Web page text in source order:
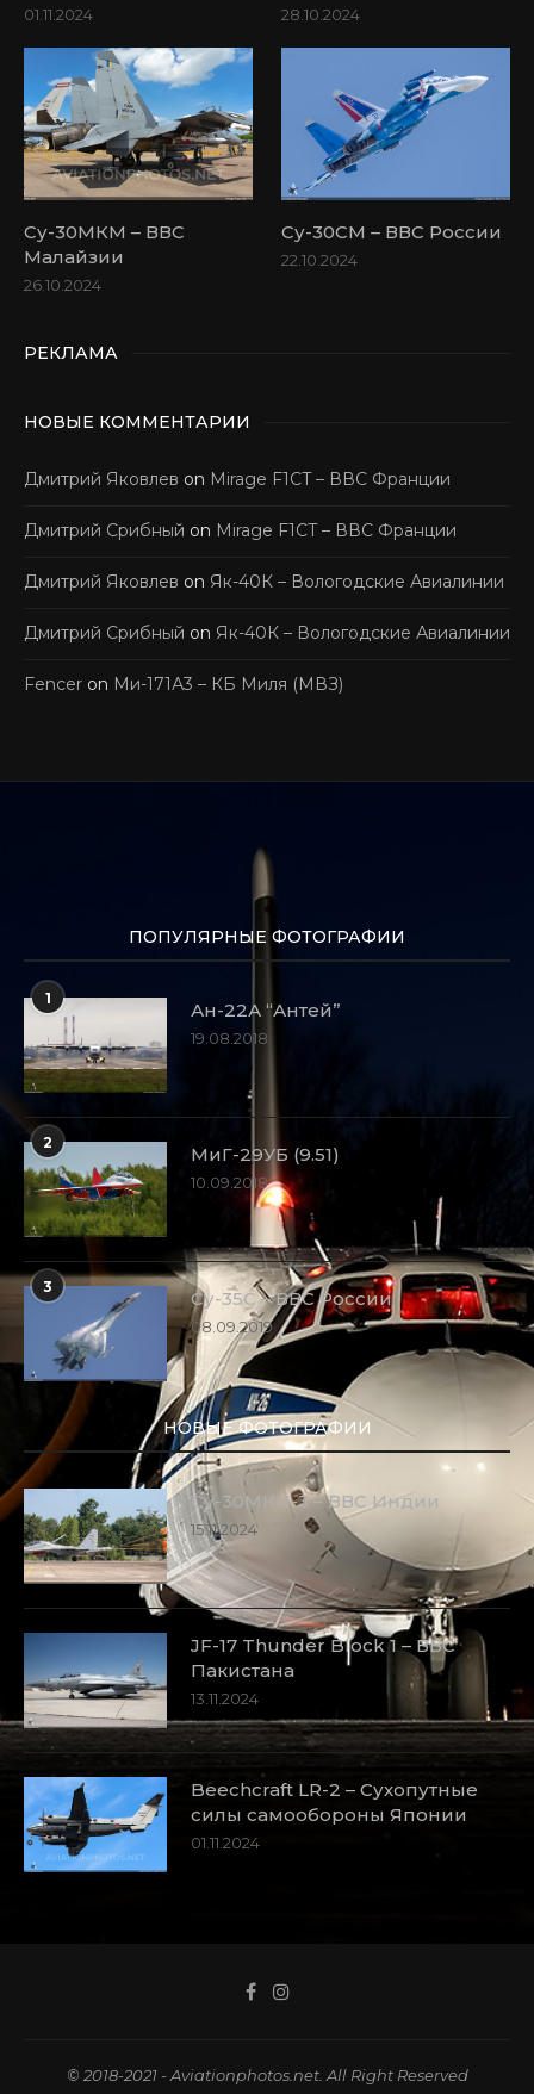
01.11.2024 28.10.2024
Су-30МКМ – ВВС
Малайзии
26.10.2024
Су-30СМ – ВВС России
22.10.2024
РЕКЛАМА
НОВЫЕ КОММЕНТАРИИ
Дмитрий Яковлев on Mirage F1CT – ВВС Франции
Дмитрий Срибный on Mirage F1CT – ВВС Франции
Дмитрий Яковлев on Як-40К – Вологодские Авиалинии
Дмитрий Срибный on Як-40К – Вологодские Авиалинии
Fencer on Ми-171А3 – КБ Миля (МВЗ)
ПОПУЛЯРНЫЕ ФОТОГРАФИИ
1
Ан-22А “Антей”
19.08.2018
2
МиГ-29УБ (9.51)
10.09.2018
3
Су-35С – ВВС России
08.09.2019
НОВЫЕ ФОТОГРАФИИ
Су-30МКИ-3 – ВВС Индии
15.11.2024
JF-17 Thunder Block 1 – ВВС
Пакистана
13.11.2024
Beechcraft LR-2 – Сухопутные
силы самообороны Японии
01.11.2024
© 2018-2021 - Aviationphotos.net. All Right Reserved